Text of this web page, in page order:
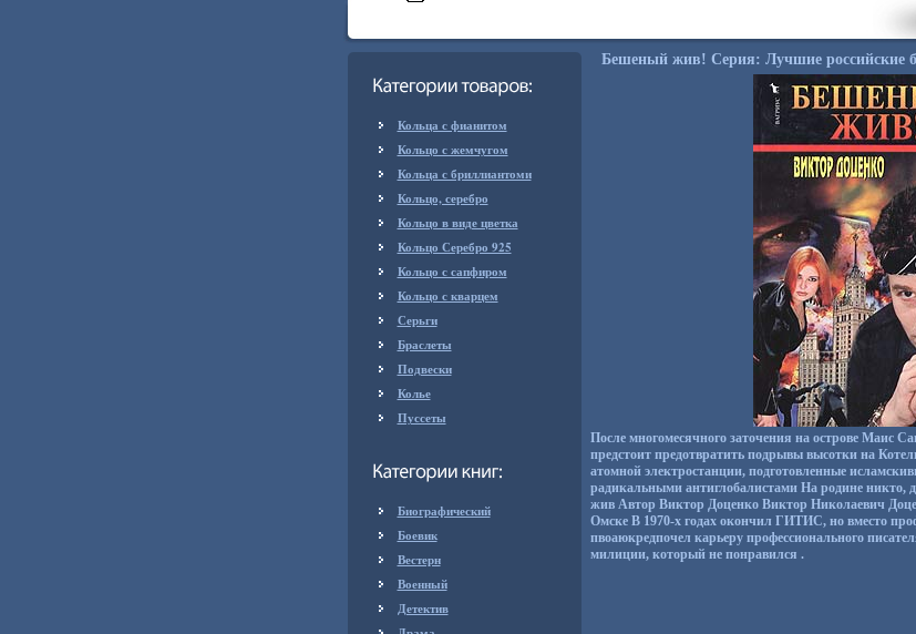
Кольца с фианитом
Кольцо с жемчугом
Кольца с бриллиантоми
Кольцо, серебро
Кольцо в виде цветка
Кольцо Серебро 925
Кольцо с сапфиром
Кольцо с кварцем
Серьги
Браслеты
Подвески
Колье
Пуссеты
Биографический
Боевик
Вестерн
Военный
Детектив
Бешеный жив! Серия: Лучшие российские
После многомесячного заточения на острове Маис
предстоит предотвратить подрывы высотки на
атомной электростанции, подготовленные
радикальными антиглобалистами На родине никто,
жив Автор Виктор Доценко Виктор Николаевич
Омске В 1970-х годах окончил ГИТИС, но вместо
пвоаюкредпочел карьеру профессионального
милиции, который не понравился .